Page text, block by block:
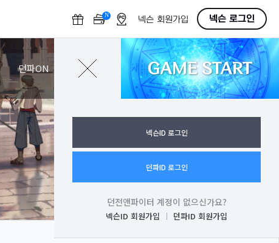
N
F
넥슨 회원가입 넥슨 로그인
던파ON GAME START
로그인
넥슨ID 로그인
던파ID 로그인
던전앤파이터 계정이 없으신가요?
넥슨ID 회원가입 던파ID 회원가입